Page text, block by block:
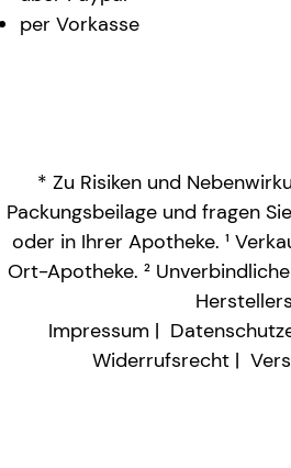
per Vorkasse
* Zu Risiken und
Packungsbeilage und fragen
oder in Ihrer Apotheke. ¹
Ort-Apotheke. ²
Impressum
Widerrufsrecht